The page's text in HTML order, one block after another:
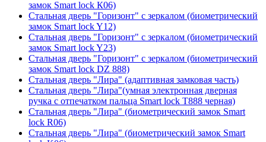
замок Smart lock К06)
Стальная дверь "Горизонт" с зеркалом (биометрический
замок Smart lock Y12)
Стальная дверь "Горизонт" с зеркалом (биометрический
замок Smart lock Y23)
Стальная дверь "Горизонт" с зеркалом (биометрический
замок Smart lock DZ 888)
Стальная дверь "Лира" (адаптивная замковая часть)
Стальная дверь "Лира"(умная электронная дверная
ручка с отпечатком пальца Smart lock T888 черная)
Стальная дверь "Лира" (биометрический замок Smart
lock R06)
Стальная дверь "Лира" (биометрический замок Smart